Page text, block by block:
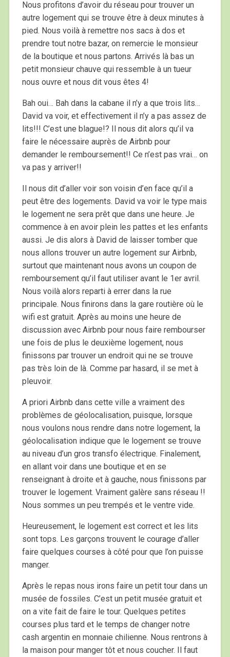
Nous profitons d’avoir du réseau pour trouver un
autre logement qui se trouve être à deux minutes à
pied. Nous voilà à remettre nos sacs à dos et
prendre tout notre bazar, on remercie le monsieur
de la boutique et nous partons. Arrivés là bas un
petit monsieur chauve qui ressemble à un tueur
nous ouvre et nous dit vous êtes 4!
Bah oui… Bah dans la cabane il n’y a que trois lits…
David va voir, et effectivement il n’y a pas assez de
lits!!! C’est une blague!? Il nous dit alors qu’il va
faire le nécessaire auprès de Airbnb pour
demander le remboursement!! Ce n’est pas vrai… on
va pas y arriver!!
Il nous dit d’aller voir son voisin d’en face qu’il a
peut être des logements. David va voir le type mais
le logement ne sera prêt que dans une heure. Je
commence à en avoir plein les pattes et les enfants
aussi. Je dis alors à David de laisser tomber que
nous allons trouver un autre logement sur Airbnb,
surtout que maintenant nous avons un coupon de
remboursement qu’il faut utiliser avant le 1er avril.
Nous voilà alors reparti à errer dans la rue
principale. Nous finirons dans la gare routière où le
wifi est gratuit. Après au moins une heure de
discussion avec Airbnb pour nous faire rembourser
une fois de plus le deuxième logement, nous
finissons par trouver un endroit qui ne se trouve
pas très loin de là. Comme par hasard, il se met à
pleuvoir.
A priori Airbnb dans cette ville a vraiment des
problèmes de géolocalisation, puisque, lorsque
nous voulons nous rendre dans notre logement, la
géolocalisation indique que le logement se trouve
au niveau d’un gros transfo électrique. Finalement,
en allant voir dans une boutique et en se
renseignant à droite et à gauche, nous finissons par
trouver le logement. Vraiment galère sans réseau !!
Nous sommes un peu trempés et le ventre vide.
Heureusement, le logement est correct et les lits
sont tops. Les garçons trouvent le courage d’aller
faire quelques courses à côté pour que l’on puisse
manger.
Après le repas nous irons faire un petit tour dans un
musée de fossiles. C’est un petit musée gratuit et
on a vite fait de faire le tour. Quelques petites
courses plus tard et le temps de changer notre
cash argentin en monnaie chilienne. Nous rentrons à
la maison pour manger tôt et nous coucher. Il faut